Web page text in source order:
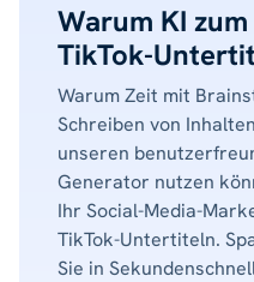
Warum KI
TikTok-
Warum Zeit mit
Schreiben von
unseren
Generator nutzen
Ihr Social-Media-
TikTok-Untertiteln.
Sie in